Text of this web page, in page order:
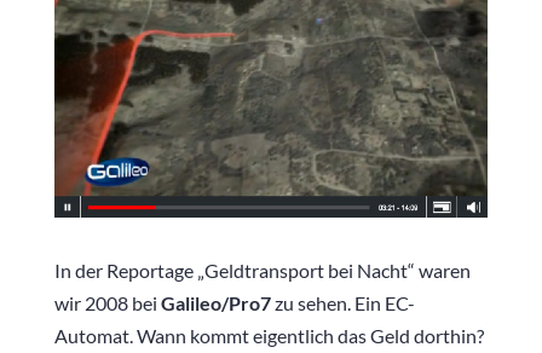
In der Reportage „Geldtransport bei Nacht“ waren
wir 2008 bei Galileo/Pro7zu sehen. Ein EC-
Automat. Wann kommt eigentlich das Geld dorthin?